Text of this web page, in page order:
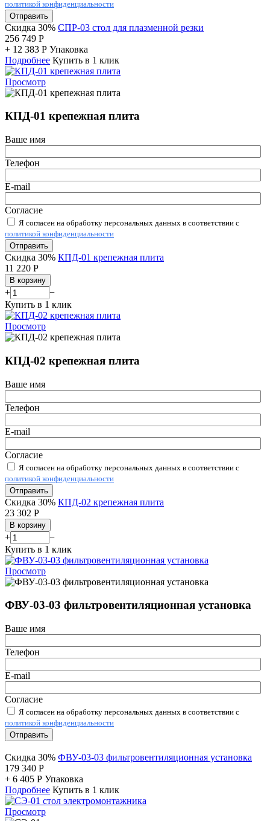
политикой конфиденциальности
Отправить
Скидка 30% СПР-03 стол для плазменной резки
256 749 Р
+ 12 383 Р Упаковка
Подробнее Купить в 1 клик
Просмотр
КПД-01 крепежная плита
Ваше имя
Телефон
E-mail
Согласие
Я согласен на обработку персональных данных в соответствии с
политикой конфиденциальности
Отправить
Скидка 30% КПД-01 крепежная плита
11 220 Р
В корзину
+
−
Купить в 1 клик
Просмотр
КПД-02 крепежная плита
Ваше имя
Телефон
E-mail
Согласие
Я согласен на обработку персональных данных в соответствии с
политикой конфиденциальности
Отправить
Скидка 30% КПД-02 крепежная плита
23 302 Р
В корзину
+
−
Купить в 1 клик
Просмотр
ФВУ-03-03 фильтровентиляционная установка
Ваше имя
Телефон
E-mail
Согласие
Я согласен на обработку персональных данных в соответствии с
политикой конфиденциальности
Отправить
Скидка 30% ФВУ-03-03 фильтровентиляционная установка
179 340 Р
+ 6 405 Р Упаковка
Подробнее Купить в 1 клик
Просмотр